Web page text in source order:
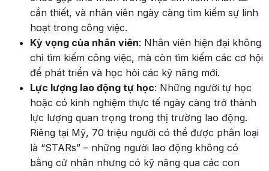
cần thiết, và nhân viên ngày càng tìm kiếm sự linh
hoạt trong công việc.
Kỳ vọng của nhân viên: Nhân viên hiện đại không
chỉ tìm kiếm công việc, mà còn tìm kiếm các cơ hội
để phát triển và học hỏi các kỹ năng mới.
Lực lượng lao động tự học: Những người tự học
hoặc có kinh nghiệm thực tế ngày càng trở thành
lực lượng quan trọng trong thị trường lao động.
Riêng tại Mỹ, 70 triệu người có thể được phân loại
là “STARs” – những người lao động không có
bằng cử nhân nhưng có kỹ năng qua các con